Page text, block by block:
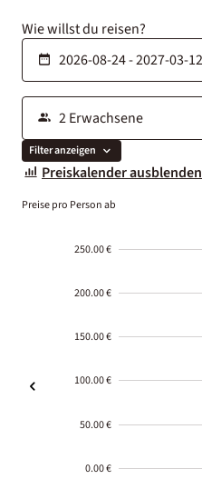
Wie willst du reisen?
Filter anzeigen
Preiskalender ausblenden
Preise pro Person ab
250.00 €
200.00 €
150.00 €
100.00 €
50.00 €
0.00 €